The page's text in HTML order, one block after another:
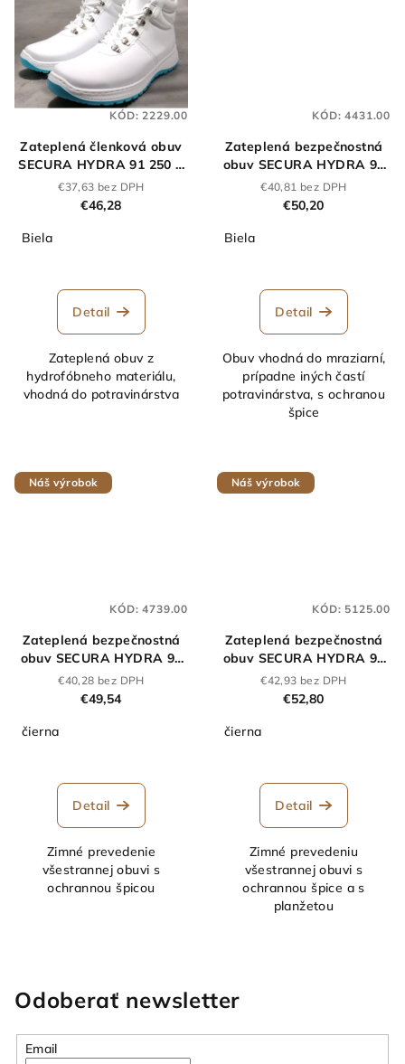
Zateplená členková obuv
SECURA HYDRA 91 250 Z
O2 biela
€37,63 bez DPH
€46,28
Biela
Detail
Zateplená obuv z
hydrofóbneho materiálu,
vhodná do potravinárstva
KÓD:2229.00
Zateplená bezpečnostná
obuv SECURA HYDRA 91
255 V Z S2 biela
€40,81 bez DPH
€50,20
Biela
Detail
Obuv vhodná do mraziarní,
prípadne iných častí
potravinárstva, s ochranou
špice
KÓD:4431.00
Náš výrobok
Zateplená bezpečnostná
obuv SECURA HYDRA 91
255 Z S2 čierna
€40,28 bez DPH
€49,54
čierna
Detail
Zimné prevedenie
všestrannej obuvi s
ochrannou špicou
KÓD:4739.00
Náš výrobok
Zateplená bezpečnostná
obuv SECURA HYDRA 91
255 Z S3 čierna
€42,93 bez DPH
€52,80
čierna
Detail
Zimné prevedeniu
všestrannej obuvi s
ochrannou špice a s
planžetou
KÓD: 5125.00
Odoberať newsletter
Email